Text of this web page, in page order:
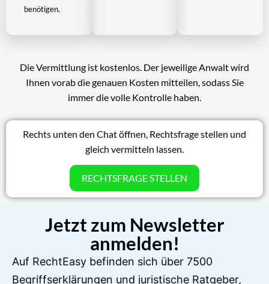
benötigen.
Die Vermittlung ist kostenlos. Der jeweilige Anwalt wird
Ihnen vorab die genauen Kosten mitteilen, sodass Sie
immer die volle Kontrolle haben.
Rechts unten den Chat öffnen, Rechtsfrage stellen und
gleich vermitteln lassen.
RECHTSFRAGE STELLEN
Jetzt zum Newsletter
anmelden!
Auf RechtEasy befinden sich über 7500
Begriffserklärungen und juristische Ratgeber,